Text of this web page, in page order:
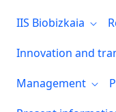
IIS Biobizkaia
Innovation and
Management